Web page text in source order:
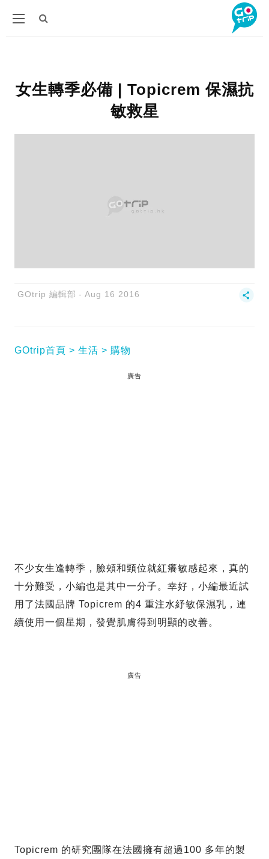
女生轉季必備 | Topicrem 保濕抗
敏救星
GOtrip 編輯部 Aug 16 2016
GOtrip首頁 生活 購物
廣告
不少女生逢轉季，臉頰和頸位就紅癢敏感起來，真的
十分難受，小編也是其中一分子。幸好，小編最近試
用了法國品牌 Topicrem 的4 重注水紓敏保濕乳，連
續使用一個星期，發覺肌膚得到明顯的改善。
廣告
Topicrem 的研究團隊在法國擁有超過100 多年的製